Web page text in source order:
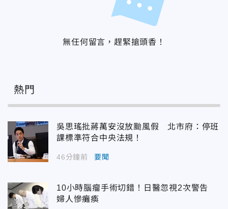
無任何留言，趕緊搶頭香！
熱門
吳思瑤批蔣萬安沒放颱風假 北市府：停班
課標準符合中央法規！
46分鐘前 要聞
10小時腦瘤手術切錯！日醫忽視2次警告
婦人慘癱瘓